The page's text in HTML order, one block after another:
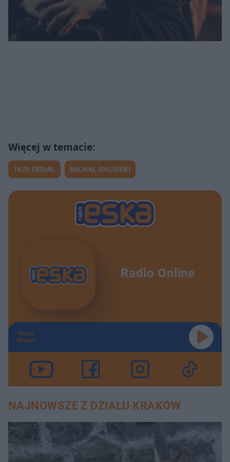
1670 SERIAL MICHAŁ SIKORSKI
Radio Online
TERAZ
GRAMY
NAJNOWSZE Z DZIAŁU KRAKÓW